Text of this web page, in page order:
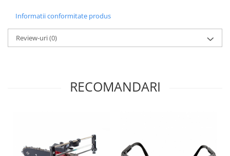
Pahare / Sticle cu Pai / Cani termos
Palnii
Storcatoare
Ustensile de bucatarie
Chingi
Scule multifunctionale
Tăietor beton
Informatii conformitate produs
Review-uri(0)
RECOMANDARI